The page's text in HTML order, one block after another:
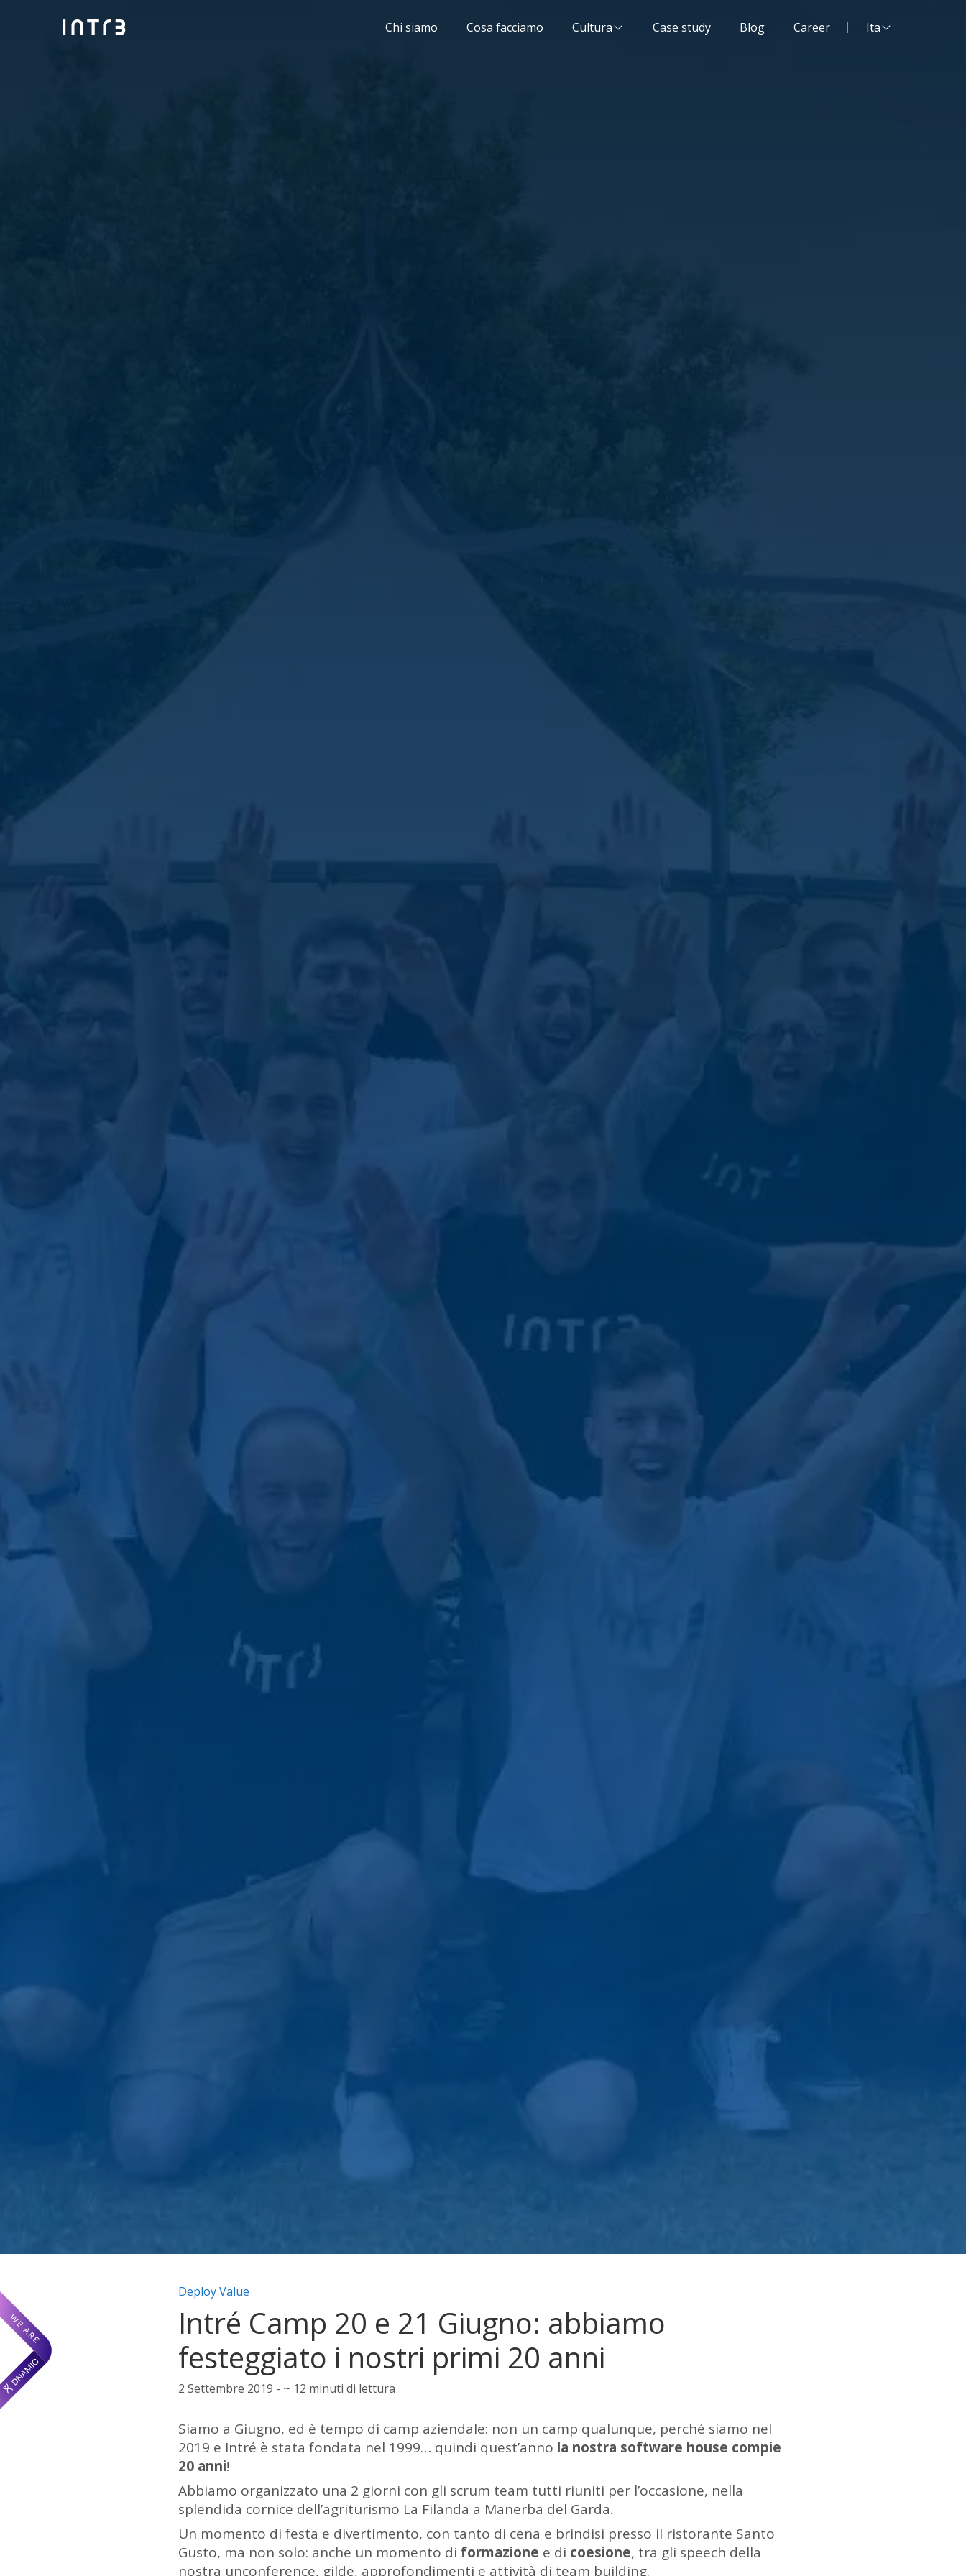
Chi siamo Cosa facciamo Cultura Case study Blog Career Lingua del sito:
Ita
Categorie articolo:
Deploy Value
Intré Camp 20 e 21 Giugno: abbiamo
festeggiato i nostri primi 20 anni
2 Settembre 2019 - ~ 12 minuti di lettura
Siamo a Giugno, ed è tempo di camp aziendale: non un camp qualunque, perché siamo nel
2019 e Intré è stata fondata nel 1999… quindi quest’anno la nostra software house compie
20 anni!
Abbiamo organizzato una 2 giorni con gli scrum team tutti riuniti per l’occasione, nella
splendida cornice dell’agriturismo La Filanda a Manerba del Garda.
Un momento di festa e divertimento, con tanto di cena e brindisi presso il ristorante Santo
Gusto, ma non solo: anche un momento di formazione e di coesione, tra gli speech della
nostra unconference, gilde, approfondimenti e attività di team building.